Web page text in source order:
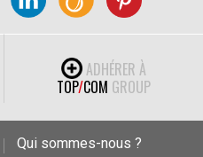
ADHÉRER À
TOP/COM GROUP
Qui sommes-nous ?